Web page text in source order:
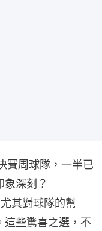
賽周球隊，一半已
深刻？
其對球隊的幫
這些驚喜之選，不